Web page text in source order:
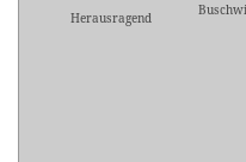
Herausragend